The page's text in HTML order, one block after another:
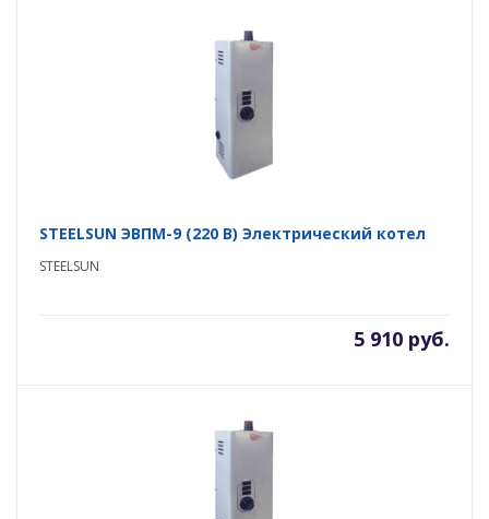
STEELSUN ЭВПМ-9 (220 В) Электрический котел
STEELSUN
5 910 руб.